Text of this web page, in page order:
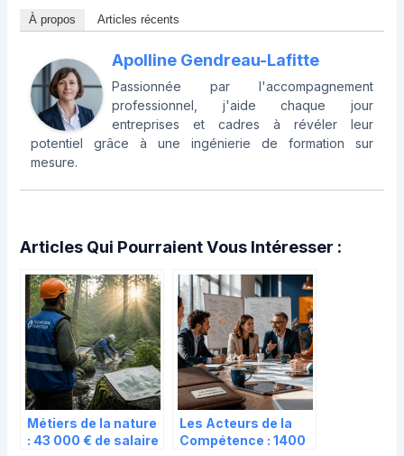
À propos Articles récents
Apolline Gendreau-Lafitte
Passionnée par l'accompagnement
professionnel, j'aide chaque jour
entreprises et cadres à révéler leur
potentiel grâce à une ingénierie de formation sur
mesure.
Articles Qui Pourraient Vous Intéresser :
Métiers de la nature
: 43 000 € de salaire
Les Acteurs de la
Compétence : 1400